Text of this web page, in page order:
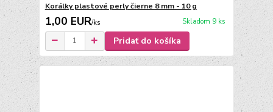
Korálky plastové perly čierne 8 mm - 10 g
1,00 EUR/ks Skladom 9 ks
Pridať do košíka